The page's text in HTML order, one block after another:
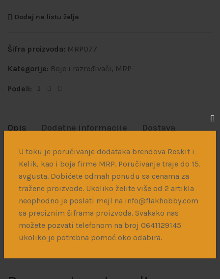
U toku je poručivanje dodataka brendova Reskit i
Kelik, kao i boja firme MRP. Poručivanje traje do 15.
avgusta. Dobićete odmah ponudu sa cenama za
tražene proizvode. Ukoliko želite više od 2 artikla
neophodno je poslati mejl na info@flakhobby.com
sa preciznim šiframa proizvoda. Svakako nas
možete pozvati telefonom na broj 0641129145
ukoliko je potrebna pomoć oko odabira.
Dodaj na listu želja
Šifra proizvoda: MRP077
Kategorije: Boje i razređivači, MRP
Podeli:
Opis Dodatne informacije Dostava
MR Paint je akrilna boja namenjena prskanju erbrašem.
Boja je razređena i odmah spremna za korišćenje. Ukoliko
postoji potreba može se dodatno razrediti MRP Mr.
razređivačem. Za čišćenje se može koristiti
Mr. Cleaner ili bilo koje drugo sredstvo za čišćenje
erbraša.
Ukoliko nije drugačije naglašeno boje se suše sa
polumat finišem.